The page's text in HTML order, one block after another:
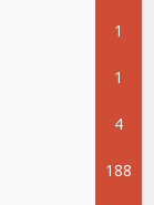
1
1
4
188